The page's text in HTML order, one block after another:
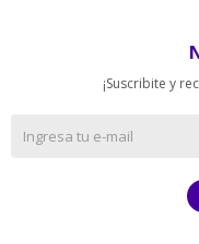
¡Suscribite y